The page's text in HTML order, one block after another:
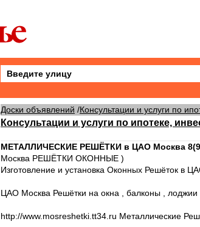
Доски объявлений /Консультации и услуги по
Консультации и услуги по ипотеке,
МЕТАЛЛИЧЕСКИЕ РЕШЁТКИ в ЦАО Москва
Москва РЕШЁТКИ ОКОННЫЕ )
Изготовление и установка Оконных Решёток в
ЦАО Москва Решётки на окна , балконы , лоджии .
http://www.mosreshetki.tt34.ru Металлические